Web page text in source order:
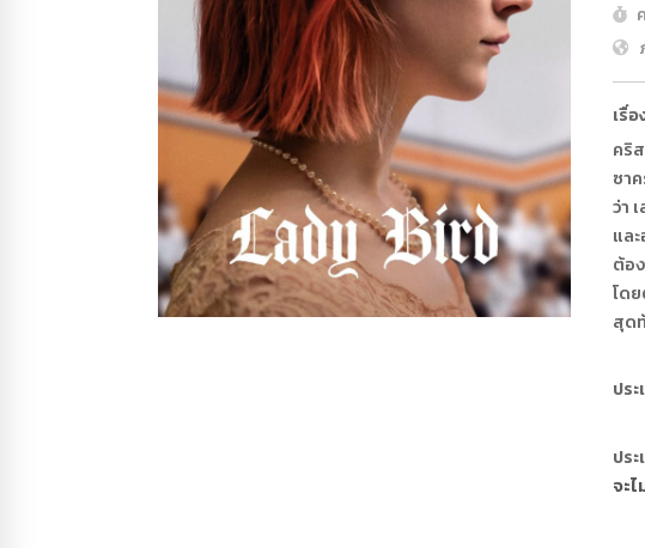
เรื่
คริ
ซา
ว่า
แล
ต้อ
โด
สุด
ประ
ปร
จะ